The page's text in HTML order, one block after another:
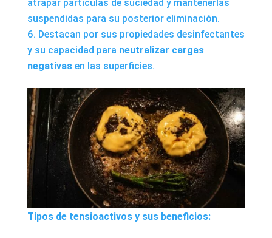
atrapar partículas de suciedad y mantenerlas
suspendidas para su posterior eliminación.
Destacan por sus propiedades desinfectantes
y su capacidad para neutralizar cargas
negativas en las superficies.
Tipos de tensioactivos y sus beneficios: